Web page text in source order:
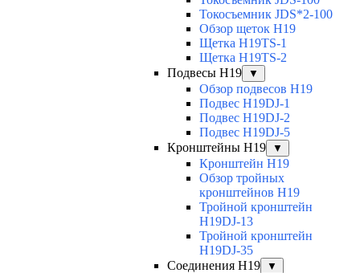
Токосъемник JDS*2-100
Обзор щеток H19
Щетка H19TS-1
Щетка H19TS-2
Подвесы H19
▼
Обзор подвесов H19
Подвес H19DJ-1
Подвес H19DJ-2
Подвес H19DJ-5
Кронштейны H19
▼
Кронштейн H19
Обзор тройных
кронштейнов H19
Тройной кронштейн
H19DJ-13
Тройной кронштейн
H19DJ-35
Соединения H19
▼